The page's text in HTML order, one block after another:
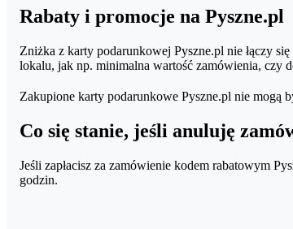
Rabaty i promocje na Pyszne.pl
Zniżka z karty podarunkowej Pyszne.pl nie łączy
lokalu, jak np. minimalna wartość zamówienia, czy
Zakupione karty podarunkowe Pyszne.pl nie mogą
Co się stanie, jeśli anuluję
Jeśli zapłacisz za zamówienie kodem rabatowym
godzin.